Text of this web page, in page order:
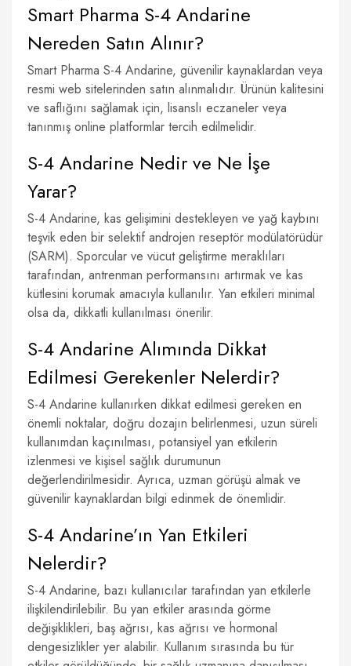
Smart Pharma S-4 Andarine
Nereden Satın Alınır?
Smart Pharma S-4 Andarine, güvenilir kaynaklardan veya
resmi web sitelerinden satın alınmalıdır. Ürünün kalitesini
ve saflığını sağlamak için, lisanslı eczaneler veya
tanınmış online platformlar tercih edilmelidir.
S-4 Andarine Nedir ve Ne İşe
Yarar?
S-4 Andarine, kas gelişimini destekleyen ve yağ kaybını
teşvik eden bir selektif androjen reseptör modülatörüdür
(SARM). Sporcular ve vücut geliştirme meraklıları
tarafından, antrenman performansını artırmak ve kas
kütlesini korumak amacıyla kullanılır. Yan etkileri minimal
olsa da, dikkatli kullanılması önerilir.
S-4 Andarine Alımında Dikkat
Edilmesi Gerekenler Nelerdir?
S-4 Andarine kullanırken dikkat edilmesi gereken en
önemli noktalar, doğru dozajın belirlenmesi, uzun süreli
kullanımdan kaçınılması, potansiyel yan etkilerin
izlenmesi ve kişisel sağlık durumunun
değerlendirilmesidir. Ayrıca, uzman görüşü almak ve
güvenilir kaynaklardan bilgi edinmek de önemlidir.
S-4 Andarine’ın Yan Etkileri
Nelerdir?
S-4 Andarine, bazı kullanıcılar tarafından yan etkilerle
ilişkilendirilebilir. Bu yan etkiler arasında görme
değişiklikleri, baş ağrısı, kas ağrısı ve hormonal
dengesizlikler yer alabilir. Kullanım sırasında bu tür